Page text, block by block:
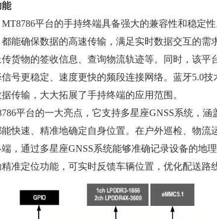
能
平台的手持终端具备强大的兼容性和稳定
能确保数据的高速传输，满足实时数据交互的需
货物的签收信息、查询物流轨迹等。同时，该平
号更稳定、速度更快的频段连接网络。蓝牙5.0
传输，大大拓展了手持终端的应用范围。
平台的一大亮点，它支持多星座GNSS系统，涵
快速、精准地确定自身位置。在户外巡检、物
，通过多星座GNSS系统能够准确记录设备的地
准定位功能，可实时反馈车辆位置，优化配送路